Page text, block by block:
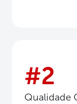
#2
Qualidade